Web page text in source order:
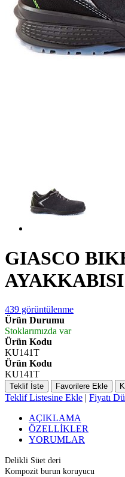
GIASCO
AYAKKABISI
439 görüntülenme
Ürün Durumu
Stoklarımızda var
Ürün Kodu
KU141T
Ürün Kodu
KU141T
Teklif İste Favorilere Ekle
Teklif Listesine Ekle | Fiyatı
AÇIKLAMA
ÖZELLİKLER
YORUMLAR
Delikli Süet deri
Kompozit burun koruyucu